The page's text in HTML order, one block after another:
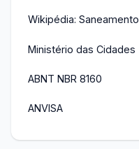
Wikipédia: Saneamento
Ministério das Cidades
ABNT NBR 8160
ANVISA